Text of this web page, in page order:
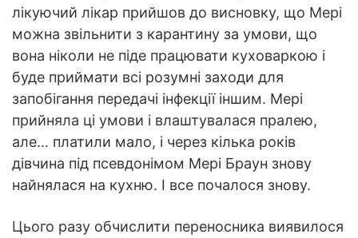
лікуючий лікар прийшов до висновку, що Мері
можна звільнити з карантину за умови, що
вона ніколи не піде працювати куховаркою і
буде приймати всі розумні заходи для
запобігання передачі інфекції іншим. Мері
прийняла ці умови і влаштувалася пралею,
але… платили мало, і через кілька років
дівчина під псевдонімом Мері Браун знову
найнялася на кухню. І все почалося знову.
Цього разу обчислити переносника виявилося